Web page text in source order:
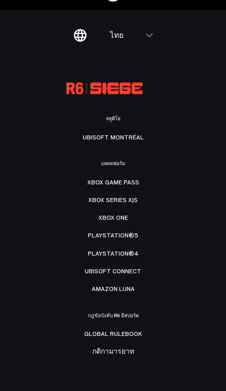
ไทย
สตูดิโอ
UBISOFT MONTRÉAL
แพลตฟอร์ม
XBOX GAME PASS
XBOX SERIES X|S
XBOX ONE
PLAYSTATION®5
PLAYSTATION®4
UBISOFT CONNECT
AMAZON LUNA
กฎข้อบังคับ R6 อีสปอร์ต
GLOBAL RULEBOOK
กติกามารยาท